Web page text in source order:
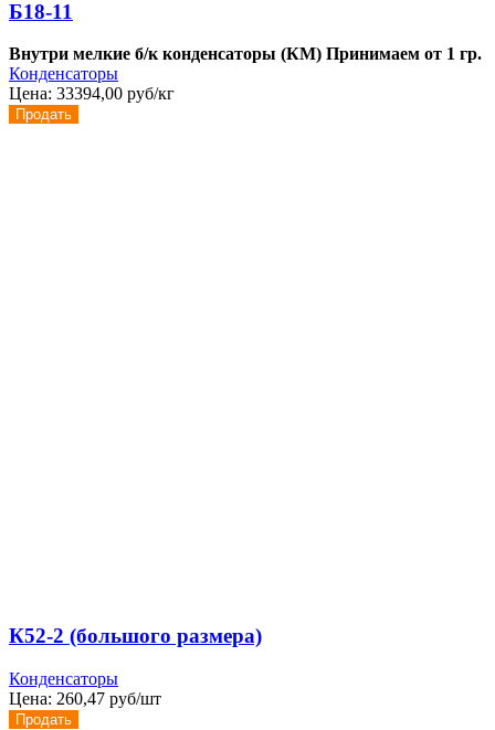
Б18-11
Внутри мелкие б/к конденсаторы (КМ) Принимаем от 1 гр.
Конденсаторы
Цена: 33394,00 руб/кг
Продать
К52-2 (большого размера)
Конденсаторы
Цена: 260,47 руб/шт
Продать